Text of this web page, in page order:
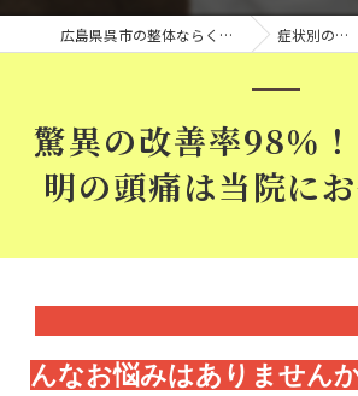
広島県呉市の整体ならくわはら整体院 症状別のページ
驚異の改善率98％
明の頭痛は当院に
頭痛
んなお悩みはあり